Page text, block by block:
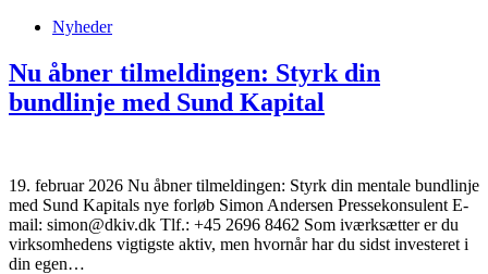
Nyheder
Nu åbner tilmeldingen: Styrk din
bundlinje med Sund Kapital
19. februar 2026 Nu åbner tilmeldingen: Styrk din mentale bundlinje
med Sund Kapitals nye forløb Simon Andersen Pressekonsulent E-
mail: simon@dkiv.dk Tlf.: +45 2696 8462 Som iværksætter er du
virksomhedens vigtigste aktiv, men hvornår har du sidst investeret i
din egen…